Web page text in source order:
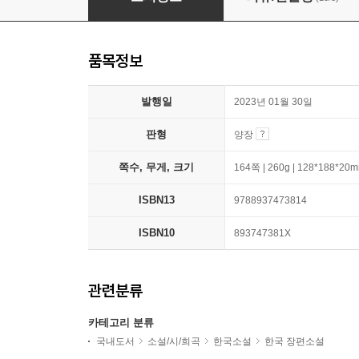
품목정보
발행일 2023년 01월 30일
판형 양장
쪽수, 무게, 크기 164쪽 | 260g |
ISBN13 9788937473814
ISBN10 893747381X
관련분류
카테고리 분류
국내도서 소설/시/희곡 한국소설 한국 장편소설